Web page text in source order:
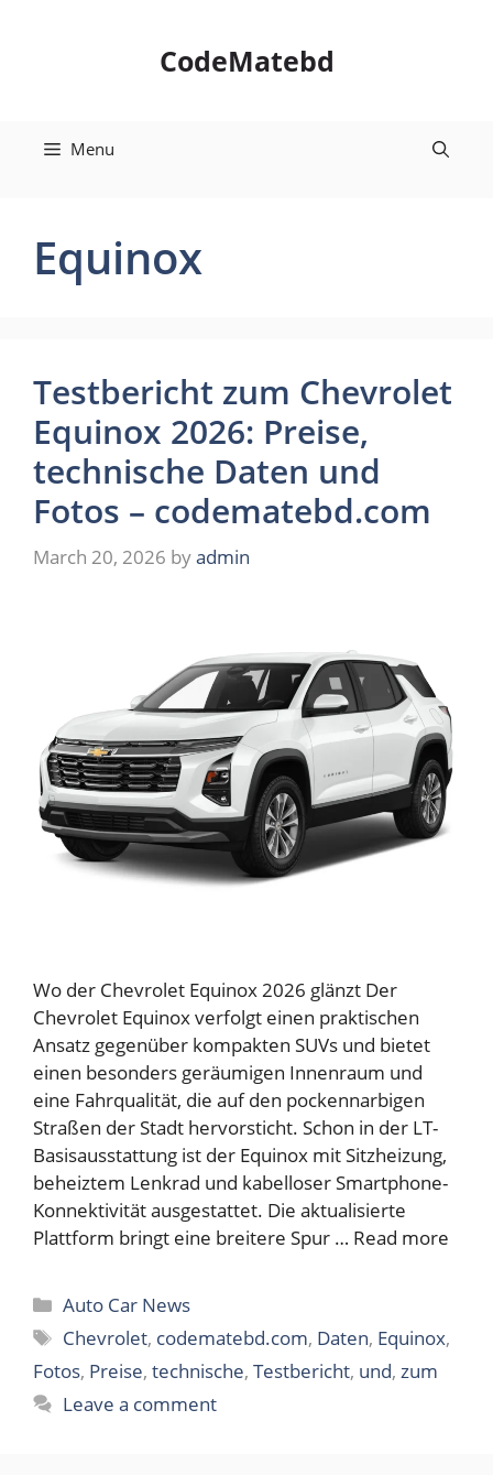
CodeMatebd
Menu
Equinox
Testbericht zum Chevrolet
Equinox 2026: Preise,
technische Daten und
Fotos – codematebd.com
March 20, 2026 byadmin
Wo der Chevrolet Equinox 2026 glänzt Der
Chevrolet Equinox verfolgt einen praktischen
Ansatz gegenüber kompakten SUVs und bietet
einen besonders geräumigen Innenraum und
eine Fahrqualität, die auf den pockennarbigen
Straßen der Stadt hervorsticht. Schon in der LT-
Basisausstattung ist der Equinox mit Sitzheizung,
beheiztem Lenkrad und kabelloser Smartphone-
Konnektivität ausgestattet. Die aktualisierte
Plattform bringt eine breitere Spur … Read more
Categories
Auto Car News
Tags
Chevrolet, codematebd.com, Daten, Equinox,
Fotos, Preise, technische, Testbericht, und, zum
Leave a comment